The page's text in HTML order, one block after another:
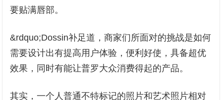
要贴满唇部。
&rdquo;Dossin补足道，商家们所面对的挑战是如何
需要设计出有提高用户体验，便利好使，具备超优
效果，同时有能让普罗大众消费得起的产品。
其实，一个人普通不特标记的照片和艺术照片相对